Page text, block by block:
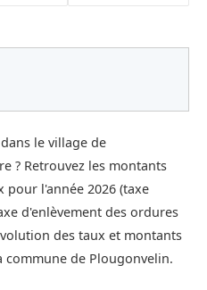
le village de
? Retrouvez les montants
l'année 2026 (taxe
d'enlèvement des ordures
des taux et montants
commune de Plougonvelin.